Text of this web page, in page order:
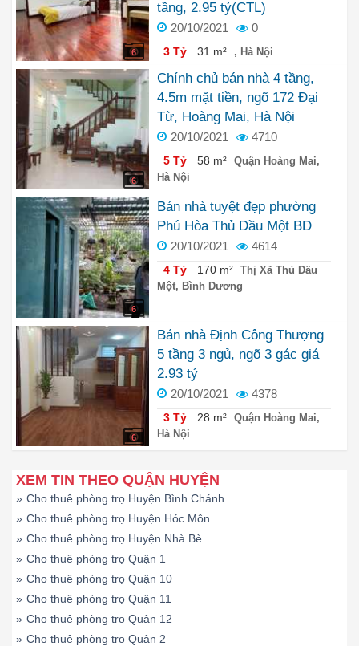
6
tầng, 2.95 tỷ(CTL)
20/10/2021 0
3 Tỷ 31 m² , Hà Nội
6
Chính chủ bán nhà 4 tầng,
4.5m mặt tiền, ngõ 172 Đại
Từ, Hoàng Mai, Hà Nội
20/10/2021 4710
5 Tỷ 58 m²
Quận Hoàng Mai,
Hà Nội
6
Bán nhà tuyệt đẹp phường
Phú Hòa Thủ Dầu Một BD
20/10/2021 4614
4 Tỷ 170 m²
Thị Xã Thủ Dầu
Một, Bình Dương
6
Bán nhà Định Công Thượng
5 tầng 3 ngủ, ngõ 3 gác giá
2.93 tỷ
20/10/2021 4378
3 Tỷ 28 m²
Quận Hoàng Mai,
Hà Nội
XEM TIN THEO QUẬN HUYỆN
» Cho thuê phòng trọ Huyện Bình Chánh
» Cho thuê phòng trọ Huyện Hóc Môn
» Cho thuê phòng trọ Huyện Nhà Bè
» Cho thuê phòng trọ Quận 1
» Cho thuê phòng trọ Quận 10
» Cho thuê phòng trọ Quận 11
» Cho thuê phòng trọ Quận 12
» Cho thuê phòng trọ Quận 2